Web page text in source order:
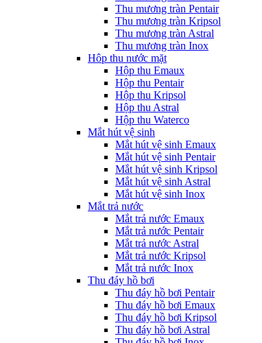
Thu mương tràn Pentair
Thu mương tràn Kripsol
Thu mương tràn Astral
Thu mương tràn Inox
Hôp thu nước mặt
Hộp thu Emaux
Hộp thu Pentair
Hộp thu Kripsol
Hộp thu Astral
Hộp thu Waterco
Mắt hút vệ sinh
Mắt hút vệ sinh Emaux
Mắt hút vệ sinh Pentair
Mắt hút vệ sinh Kripsol
Mắt hút vệ sinh Astral
Mắt hút vệ sinh Inox
Mắt trả nước
Mắt trả nước Emaux
Mắt trả nước Pentair
Mắt trả nước Astral
Mắt trả nước Kripsol
Mắt trả nước Inox
Thu đáy hồ bơi
Thu đáy hồ bơi Pentair
Thu đáy hồ bơi Emaux
Thu đáy hồ bơi Kripsol
Thu đáy hồ bơi Astral